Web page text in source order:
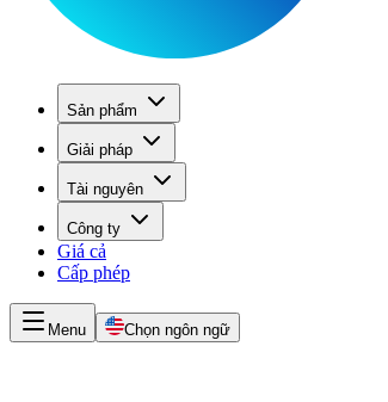
Sản phẩm
Giải pháp
Tài nguyên
Công ty
Giá cả
Cấp phép
Menu Chọn ngôn ngữ